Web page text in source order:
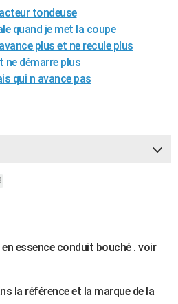
tondeuse
quand je met la coupe
plus et ne recule plus
ne démarre plus
qui n avance pas
essence conduit bouché . voir
la référence et la marque de la